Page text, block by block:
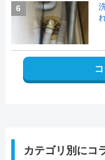
6
カテゴリ別にコ